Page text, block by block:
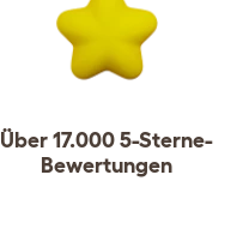
Über 17.000 5-Sterne-
Bewertungen